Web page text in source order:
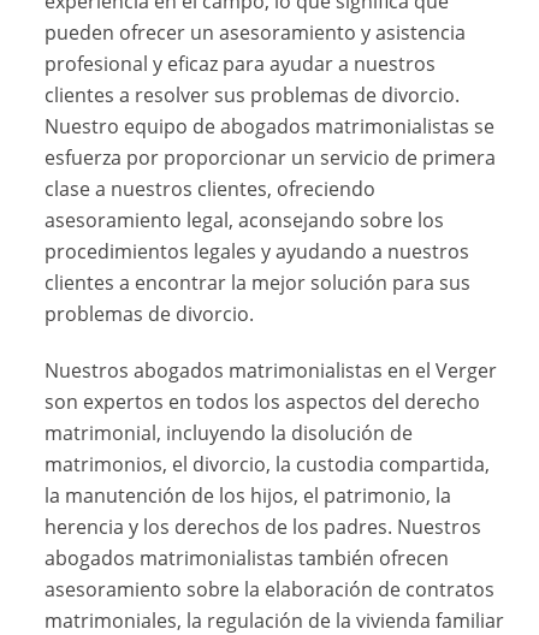
pueden ofrecer un asesoramiento y asistencia
profesional y eficaz para ayudar a nuestros
clientes a resolver sus problemas de divorcio.
Nuestro equipo de abogados matrimonialistas se
esfuerza por proporcionar un servicio de primera
clase a nuestros clientes, ofreciendo
asesoramiento legal, aconsejando sobre los
procedimientos legales y ayudando a nuestros
clientes a encontrar la mejor solución para sus
problemas de divorcio.
Nuestros abogados matrimonialistas en el Verger
son expertos en todos los aspectos del derecho
matrimonial, incluyendo la disolución de
matrimonios, el divorcio, la custodia compartida,
la manutención de los hijos, el patrimonio, la
herencia y los derechos de los padres. Nuestros
abogados matrimonialistas también ofrecen
asesoramiento sobre la elaboración de contratos
matrimoniales, la regulación de la vivienda familiar